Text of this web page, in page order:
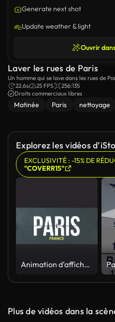
Generate next shot
Update weather & light
Ouvrir
Laver les rues de Paris
Un homme qui se lave dans les rues de
22.6s
25 FPS
256:135
Droits commerciaux libres
Matinée Paris nettoyage
Explorez les vidéos
EXCLUSIVITÉ : -15% DE
"COVERR15"
Animation d’affichage à rabat divisée montrant « Paris » avec canal alpha.
Plus de vidéos dans la